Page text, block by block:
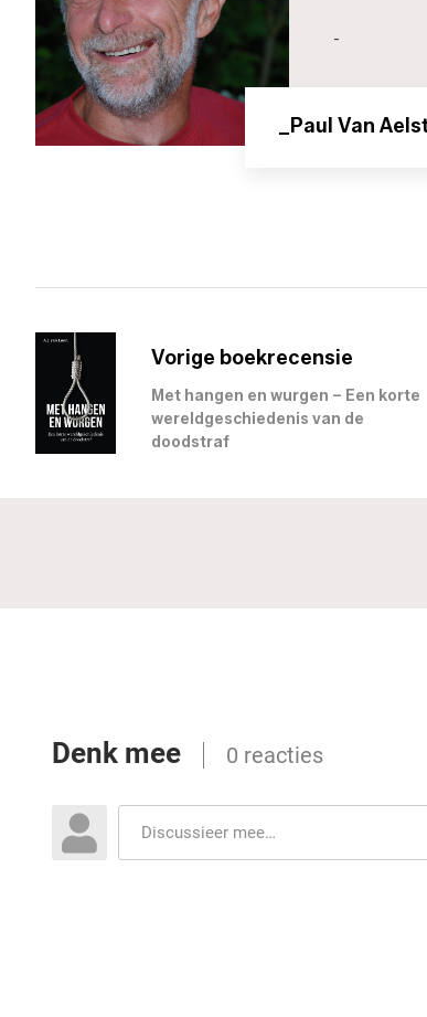
-
_Paul Van
Vorige boekrecensie
Met hangen en wurgen – Een korte
wereldgeschiedenis van de
doodstraf